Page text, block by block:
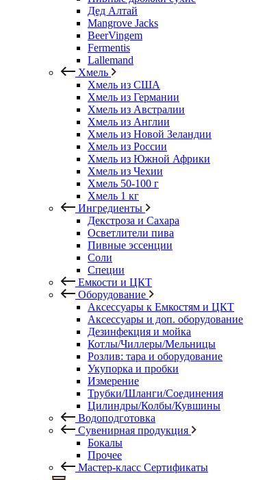
Дед Алтай
Mangrove Jacks
BeerVingem
Fermentis
Lallemand
Хмель
Хмель из США
Хмель из Германии
Хмель из Австралии
Хмель из Англии
Хмель из Новой Зеландии
Хмель из России
Хмель из Южной Африки
Хмель из Чехии
Хмель 50-100 г
Хмель 1 кг
Ингредиенты
Декстроза и Сахара
Осветлители пива
Пивные эссенции
Соли
Специи
Емкости и ЦКТ
Оборудование
Аксессуары к Емкостям и ЦКТ
Аксессуары и доп. оборудование
Дезинфекция и мойка
Котлы/Чиллеры/Мельницы
Розлив: тара и оборудование
Укупорка и пробки
Измерение
Трубки/Шланги/Соединения
Цилиндры/Колбы/Кувшины
Водоподготовка
Сувенирная продукция
Бокалы
Прочее
Мастер-класс Сертификаты